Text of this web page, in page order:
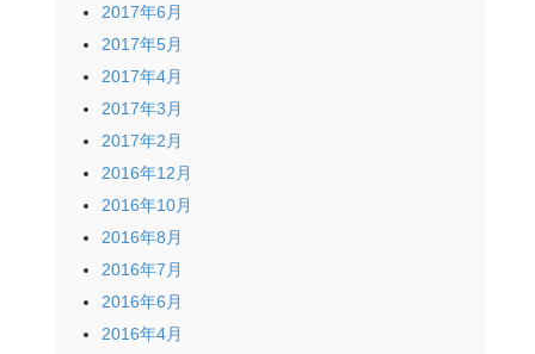
2017年6月
2017年5月
2017年4月
2017年3月
2017年2月
2016年12月
2016年10月
2016年8月
2016年7月
2016年6月
2016年4月